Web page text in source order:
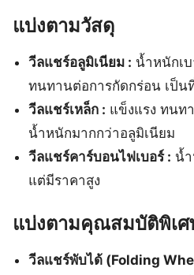
แบ่งตามวัสดุ
วีลแชร์อลูมิเนียม : น้ำหนักเ
ทนทานต่อการกัดกร่อน เป็น
วีลแชร์เหล็ก : แข็งแรง ทนท
น้ำหนักมากกว่าอลูมิเนียม
วีลแชร์คาร์บอนไฟเบอร์ : น้
แต่มีราคาสูง
แบ่งตามคุณสมบัติพิเ
วีลแชร์พับได้ (Folding